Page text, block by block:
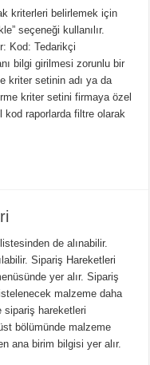
kriterleri belirlemek için
seçeneği kullanılır.
Kod: Tedarikçi
bilgi girilmesi zorunlu bir
kriter setinin adı ya da
kriter setini firmaya özel
kod raporlarda filtre olarak
de alınabilir.
Sipariş Hareketleri
yer alır. Sipariş
malzeme daha
sipariş hareketleri
bölümünde malzeme
ana birim bilgisi yer alır.